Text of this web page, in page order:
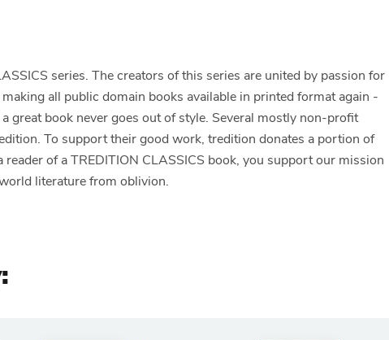
series. The creators of this series are united by passion for
all public domain books available in printed format again -
great book never goes out of style. Several mostly non-profit
To support their good work, tredition donates a portion of
of a TREDITION CLASSICS book, you support our mission
literature from oblivion.